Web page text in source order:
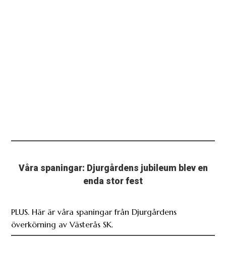
Våra spaningar: Djurgårdens jubileum blev en
enda stor fest
PLUS. Här är våra spaningar från Djurgårdens
överkörning av Västerås SK.